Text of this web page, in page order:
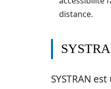
distance.
SYSTRAN